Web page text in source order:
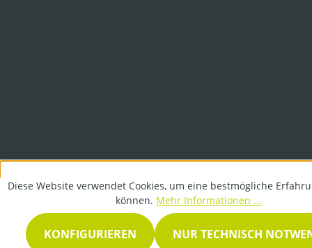
Diese Website verwendet Cookies, um eine bestmögliche
können. Mehr Informationen ...
NUR TECHNISCH
KONFIGURIEREN